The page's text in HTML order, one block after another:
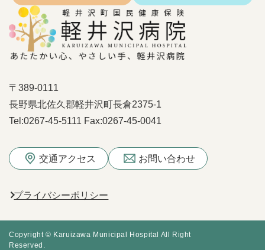
〒389-0111
長野県北佐久郡軽井沢町長倉2375-1
Tel:0267-45-5111 Fax:0267-45-0041
交通アクセス お問い合わせ
プライバシーポリシー
Copyright © Karuizawa Municipal Hospital All Right
Reserved.